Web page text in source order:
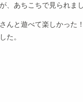
、あちこちで見られまし
んと遊べて楽しかった
た。